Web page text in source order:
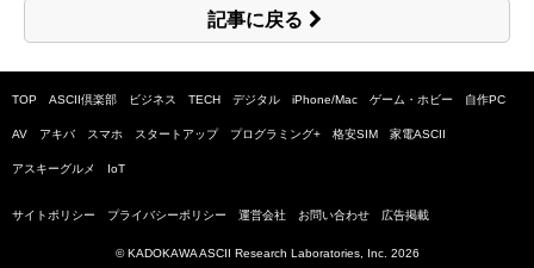
記事に戻る
TOP ASCII倶楽部 ビジネス TECH デジタル iPhone/Mac ゲーム・ホビー 自作PC
AV アキバ スマホ スタートアップ プログラミング+ 格安SIM 家電ASCII
アスキーグルメ IoT
サイトポリシー プライバシーポリシー 運営会社 お問い合わせ 広告掲載
© KADOKAWA ASCII Research Laboratories, Inc. 2026